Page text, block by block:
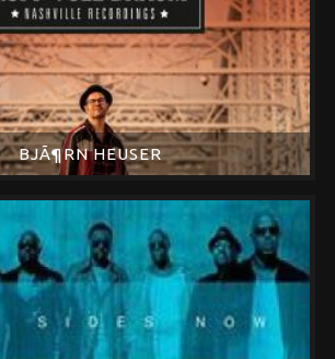
BJÃ¶RN HEUSER